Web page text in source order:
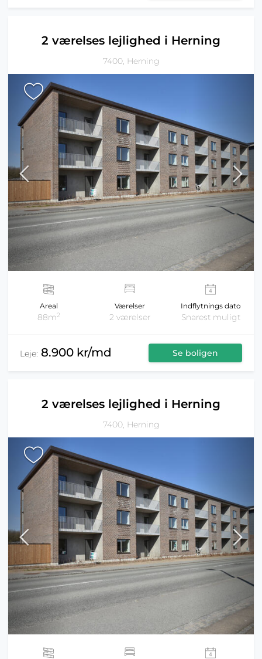
2 værelses lejlighed i Herning
7400, Herning
Areal
88m2
Værelser
2 værelser
Indflytnings dato
Snarest muligt
Leje: 8.900 kr/md Se boligen
2 værelses lejlighed i Herning
7400, Herning